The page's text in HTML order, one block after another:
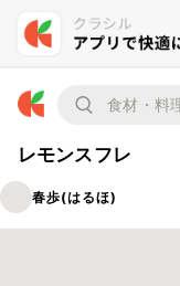
レモンスフレ
春歩(はるほ)